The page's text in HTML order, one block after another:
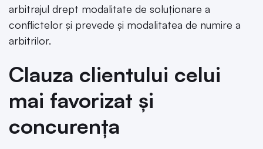
arbitrajul drept modalitate de soluționare a
conflictelor și prevede și modalitatea de numire a
arbitrilor.
Clauza clientului celui
mai favorizat și
concurența